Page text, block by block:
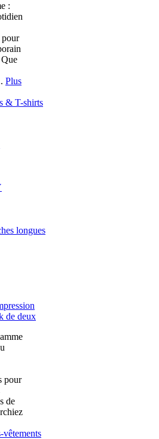
:
pour
Plus
& T-shirts
longues
de deux
pour
de
vêtements